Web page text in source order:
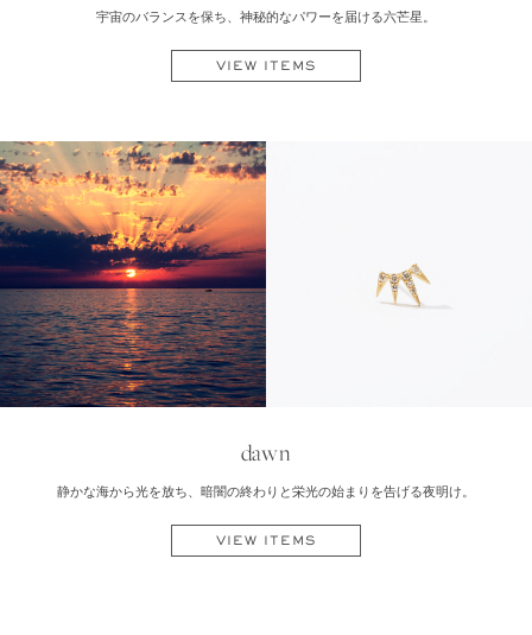
宇宙のバランスを保ち、神秘的なパワーを届ける六芒星。
VIEW ITEMS
dawn
静かな海から光を放ち、暗闇の終わりと栄光の始まりを告げる夜明け。
VIEW ITEMS